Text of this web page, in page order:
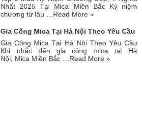
Nhất 2025 Tại Mica Miền Bắc Kỷ niệm
chương từ lâu …Read More »
Gia Công Mica Tại Hà Nội Theo Yêu Cầu
Gia Công Mica Tại Hà Nội Theo Yêu Cầu
Khi nhắc đến gia công mica tại Hà
Nội, Mica Miền Bắc … Read More »